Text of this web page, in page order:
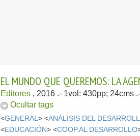
EL MUNDO QUE QUEREMOS: LA
Editores , 2016 .- 1vol: 430pp; 24cms
Ocultar tags
<GENERAL> <ANÁLISIS DEL
<EDUCACIÓN> <COOP.AL DESARROLLO